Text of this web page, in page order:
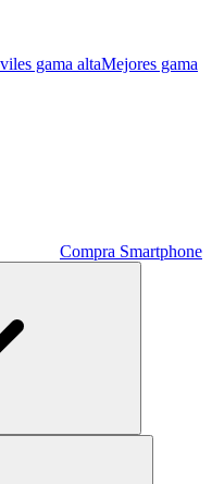
gama altaMejores gama
Compra Smartphone